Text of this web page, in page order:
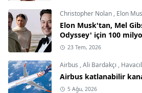
Christopher Nolan , Elon
Elon Musk'tan, Mel
Odyssey' için 100
23 Tem, 2026
Airbus ,Ali Bardakçı ,
Airbus katlanabilir
5 Ağu, 2026